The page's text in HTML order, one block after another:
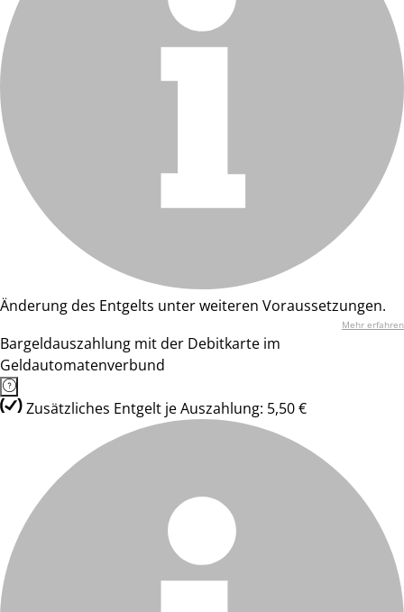
Änderung des Entgelts unter weiteren Voraussetzungen.
Mehr erfahren
Bargeldauszahlung mit der Debitkarte im
Geldautomatenverbund
Zusätzliches Entgelt je Auszahlung: 5,50 €